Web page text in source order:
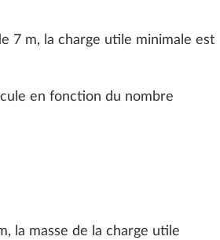
403 €
Matelas
densité
sommier
grand lit ou
7 m, la charge utile minimale est
en fonction du nombre
la masse de la charge utile